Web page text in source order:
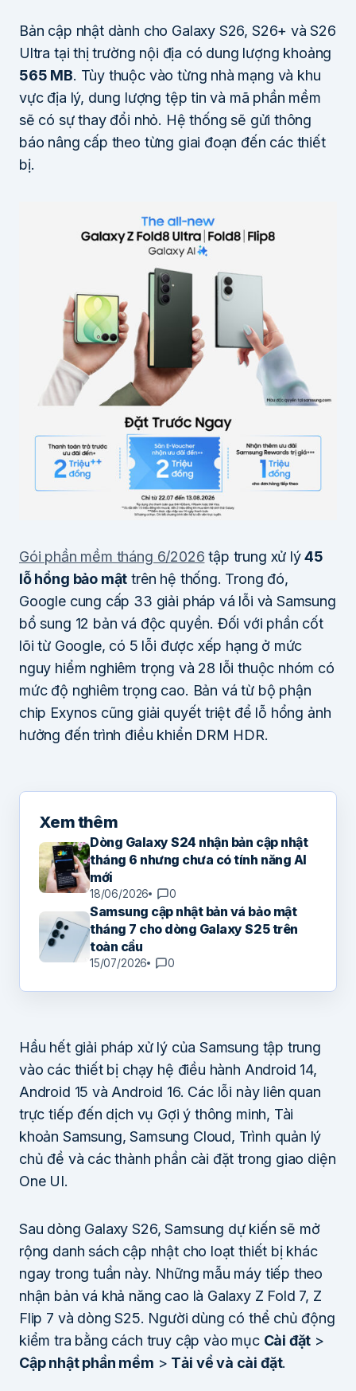
Bản cập nhật dành cho Galaxy S26, S26+ và S26
Ultra tại thị trường nội địa có dung lượng khoảng
565 MB. Tùy thuộc vào từng nhà mạng và khu
vực địa lý, dung lượng tệp tin và mã phần mềm
sẽ có sự thay đổi nhỏ. Hệ thống sẽ gửi thông
báo nâng cấp theo từng giai đoạn đến các thiết
bị.
Gói phần mềm tháng 6/2026 tập trung xử lý45
lỗ hổng bảo mật trên hệ thống. Trong đó,
Google cung cấp 33 giải pháp vá lỗi và Samsung
bổ sung 12 bản vá độc quyền. Đối với phần cốt
lõi từ Google, có 5 lỗi được xếp hạng ở mức
nguy hiểm nghiêm trọng và 28 lỗi thuộc nhóm có
mức độ nghiêm trọng cao. Bản vá từ bộ phận
chip Exynos cũng giải quyết triệt để lỗ hổng ảnh
hưởng đến trình điều khiển DRM HDR.
Xem thêm
Dòng Galaxy S24 nhận bản cập nhật
tháng 6 nhưng chưa có tính năng AI
mới
18/06/2026 0
Samsung cập nhật bản vá bảo mật
tháng 7 cho dòng Galaxy S25 trên
toàn cầu
15/07/2026 0
Hầu hết giải pháp xử lý của Samsung tập trung
vào các thiết bị chạy hệ điều hành Android 14,
Android 15 và Android 16. Các lỗi này liên quan
trực tiếp đến dịch vụ Gợi ý thông minh, Tài
khoản Samsung, Samsung Cloud, Trình quản lý
chủ đề và các thành phần cài đặt trong giao diện
One UI.
Sau dòng Galaxy S26, Samsung dự kiến sẽ mở
rộng danh sách cập nhật cho loạt thiết bị khác
ngay trong tuần này. Những mẫu máy tiếp theo
nhận bản vá khả năng cao là Galaxy Z Fold 7, Z
Flip 7 và dòng S25. Người dùng có thể chủ động
kiểm tra bằng cách truy cập vào mục Cài đặt >
Cập nhật phần mềm > Tải về và cài đặt.